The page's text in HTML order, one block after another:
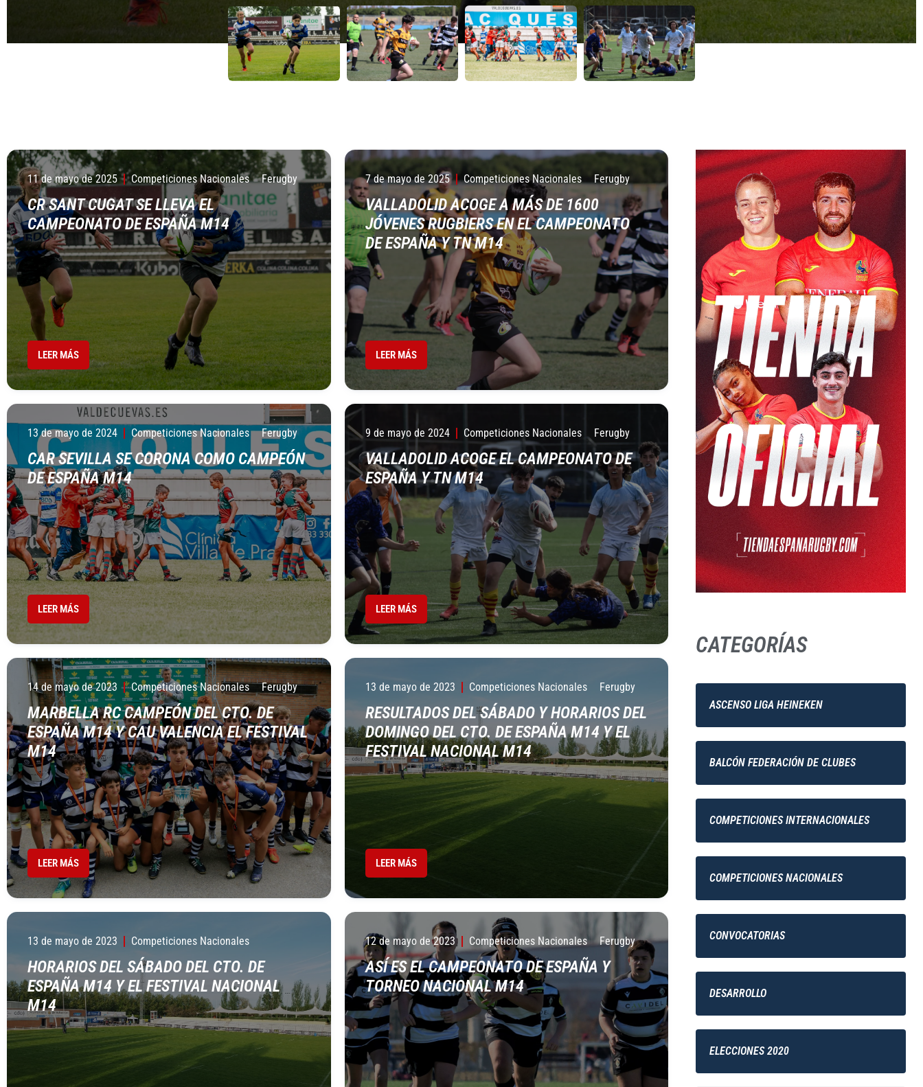
11 de mayo de 2025 Competiciones Nacionales Ferugby
CR SANT CUGAT SE LLEVA EL
CAMPEONATO DE ESPAÑA M14
LEER MÁS
7 de mayo de 2025 Competiciones Nacionales Ferugby
VALLADOLID ACOGE A MÁS DE 1600
JÓVENES RUGBIERS EN EL CAMPEONATO
DE ESPAÑA Y TN M14
LEER MÁS
13 de mayo de 2024 Competiciones Nacionales Ferugby
CAR SEVILLA SE CORONA COMO CAMPEÓN
DE ESPAÑA M14
LEER MÁS
9 de mayo de 2024 Competiciones Nacionales Ferugby
VALLADOLID ACOGE EL CAMPEONATO DE
ESPAÑA Y TN M14
LEER MÁS
14 de mayo de 2023 Competiciones Nacionales Ferugby
MARBELLA RC CAMPEÓN DEL CTO. DE
ESPAÑA M14 Y CAU VALENCIA EL FESTIVAL
M14
LEER MÁS
13 de mayo de 2023 Competiciones Nacionales Ferugby
RESULTADOS DEL SÁBADO Y HORARIOS DEL
DOMINGO DEL CTO. DE ESPAÑA M14 Y EL
FESTIVAL NACIONAL M14
LEER MÁS
13 de mayo de 2023 Competiciones Nacionales
HORARIOS DEL SÁBADO DEL CTO. DE
ESPAÑA M14 Y EL FESTIVAL NACIONAL
M14
12 de mayo de 2023 Competiciones Nacionales Ferugby
ASÍ ES EL CAMPEONATO DE ESPAÑA Y
TORNEO NACIONAL M14
CATEGORÍAS
ASCENSO LIGA HEINEKEN
BALCÓN FEDERACIÓN DE CLUBES
COMPETICIONES INTERNACIONALES
COMPETICIONES NACIONALES
CONVOCATORIAS
DESARROLLO
ELECCIONES 2020